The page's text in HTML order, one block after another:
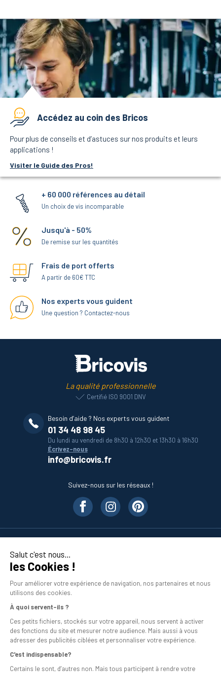
Salut c'est nous...
les Cookies !
Pour améliorer votre expérience de navigation, nos partenaires et nous
utilisons des cookies.
À quoi servent-ils ?
Ces petits fichiers, stockés sur votre appareil, nous servent à activer
des fonctions du site et mesurer notre audience. Mais aussi à vous
adresser des publicités ciblées et personnaliser votre expérience.
C'est indispensable?
Certains le sont, d’autres non. Mais tous participent à rendre votre
Accédez au coin des Bricos
Pour plus de conseils et d’astuces sur nos produits et leurs
applications !
Visiter le Guide des Pros!
+ 60 000 références au détail
Un choix de vis incomparable
Jusqu'à - 50%
De remise sur les quantités
Frais de port offerts
A partir de 60€ TTC
Nos experts vous guident
Une question ? Contactez-nous
La qualité professionnelle
Certifié ISO 9001 DNV
Besoin d’aide ? Nos experts vous guident
01 34 48 98 45
Du lundi au vendredi de 8h30 à 12h30 et 13h30 à 16h30
Écrivez-nous
info@bricovis.fr
Suivez-nous sur les réseaux !
En savoir plus
Mentions légales